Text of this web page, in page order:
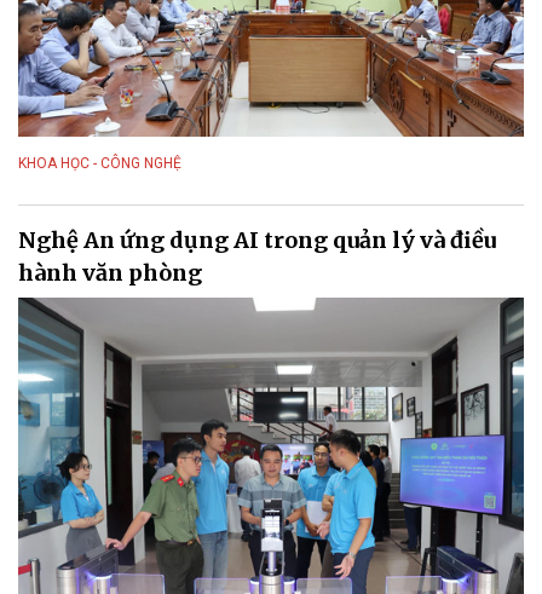
KHOA HỌC - CÔNG NGHỆ
Nghệ An ứng dụng AI trong quản lý và điều
hành văn phòng